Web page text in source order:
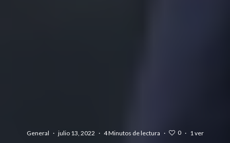
General · julio 13, 2022 · 4 Minutos de lectura · 0 · 1 ver